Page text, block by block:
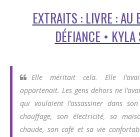
EXTRAITS : LIVRE : AU
DÉFIANCE • KYLA
Elle méritait cela. Elle
appartenait. Les gens dehors ne
qui voulaient l’assassiner dans
chauffage, son électricité, sa
chaude, son café et sa vie